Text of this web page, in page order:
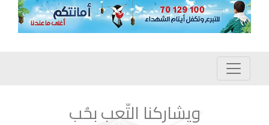
ويشاركنا التّعب بحُب